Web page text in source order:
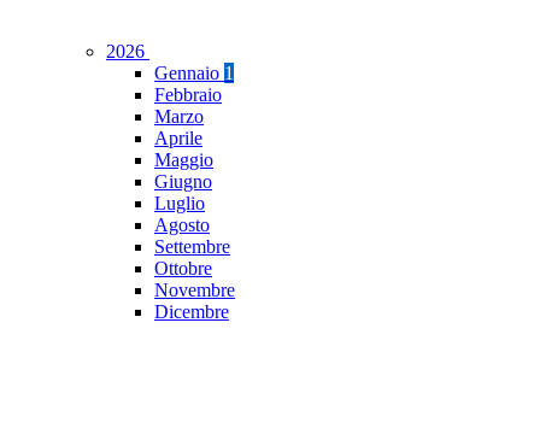
2026
Gennaio 1
Febbraio
Marzo
Aprile
Maggio
Giugno
Luglio
Agosto
Settembre
Ottobre
Novembre
Dicembre